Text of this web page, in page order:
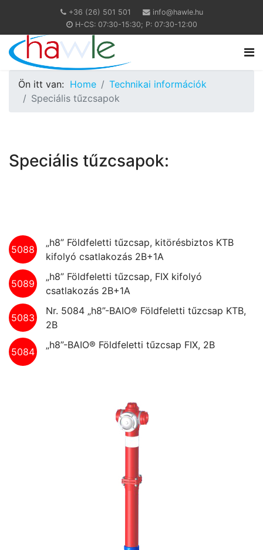
+36 (26) 501 501
info@hawle.hu
H-CS: 07:30-15:30; P: 07:30-12:00
Ön itt van: Home
Technikai információk
Speciális tűzcsapok
Speciális tűzcsapok:
5088
„h8” Földfeletti tűzcsap, kitörésbiztos KTB
kifolyó csatlakozás 2B+1A
5089
„h8” Földfeletti tűzcsap, FIX kifolyó
csatlakozás 2B+1A
5083
Nr. 5084 „h8”-BAIO® Földfeletti tűzcsap KTB,
2B
5084
„h8”-BAIO® Földfeletti tűzcsap FIX, 2B